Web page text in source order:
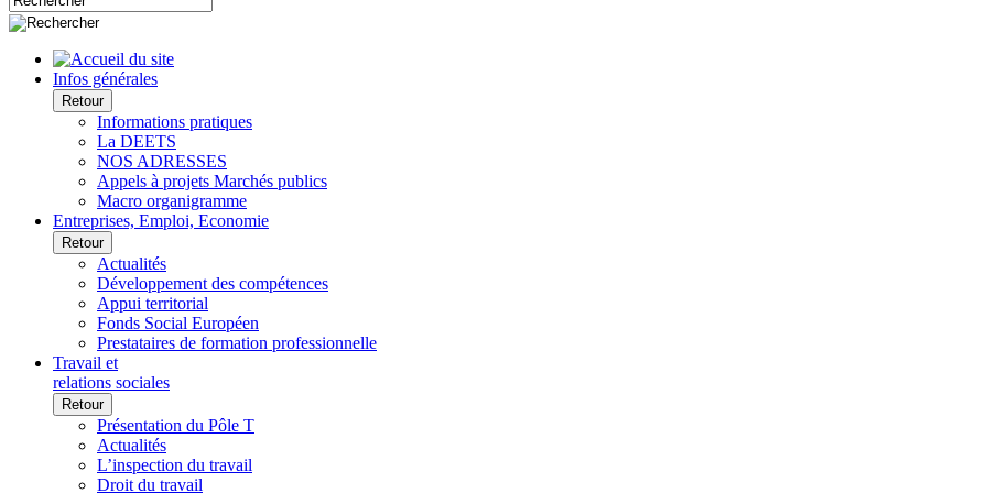
Infos générales
Retour
Informations pratiques
La DEETS
NOS ADRESSES
Appels à projets Marchés publics
Macro organigramme
Entreprises, Emploi, Economie
Retour
Actualités
Développement des compétences
Appui territorial
Fonds Social Européen
Prestataires de formation professionnelle
Travail et
relations sociales
Retour
Présentation du Pôle T
Actualités
L’inspection du travail
Droit du travail